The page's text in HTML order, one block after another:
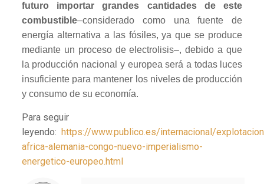
futuro importar grandes cantidades de este
combustible–considerado como una fuente de
energía alternativa a las fósiles, ya que se produce
mediante un proceso de electrolisis–, debido a que
la producción nacional y europea será a todas luces
insuficiente para mantener los niveles de producción
y consumo de su economía.
Para seguir
leyendo: https://www.publico.es/internacional/
africa-alemania-congo-nuevo-imperialismo-
energetico-europeo.html